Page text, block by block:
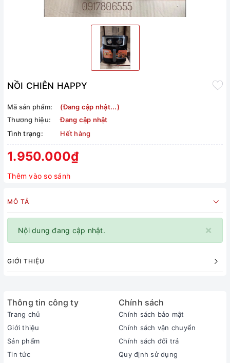
NỒI CHIÊN HAPPY
Mã sản phẩm:
(Đang cập nhật...)
Thương hiệu:
Đang cập nhật
Tình trạng:
Hết hàng
1.950.000₫
Thêm vào so sánh
MÔ TẢ
×
Nội dung đang cập nhật.
GIỚI THIỆU
Thông tin công ty
Trang chủ
Giới thiệu
Sản phẩm
Tin tức
Chính sách
Chính sách bảo mật
Chính sách vận chuyển
Chính sách đổi trả
Quy định sử dụng